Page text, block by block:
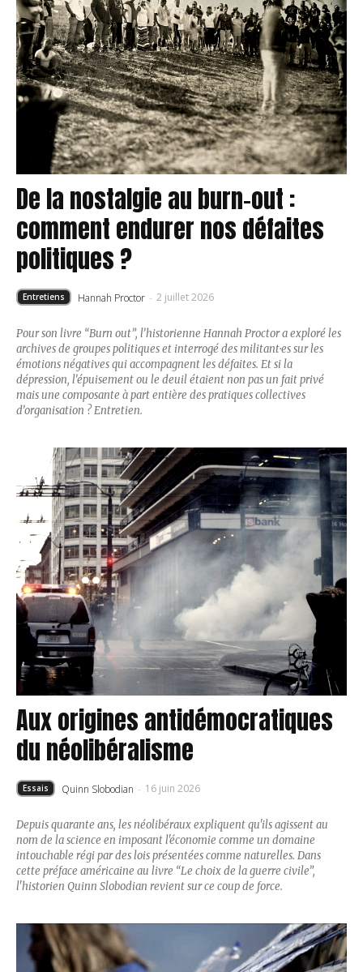
De la nostalgie au burn-out :
comment endurer nos défaites
politiques ?
Entretiens Hannah Proctor - 2 juillet 2026
Pour son livre “Burn out”, l’historienne Hannah Proctor a exploré les
archives de groupes politiques et interrogé des militant·es sur les
émotions négatives qui accompagnent les défaites. Et si la
dépression, l’épuisement ou le deuil étaient non pas un fait privé
mais une composante à part entière des pratiques collectives
d’organisation ? Entretien.
Aux origines antidémocratiques
du néolibéralisme
Essais Quinn Slobodian - 16 juin 2026
Depuis quarante ans, les néolibéraux expliquent qu'ils agissent au
nom de la science en imposant l'économie comme un domaine
intouchable régi par des lois présentées comme naturelles. Dans
cette préface américaine au livre “Le choix de la guerre civile”,
l'historien Quinn Slobodian revient sur ce coup de force.